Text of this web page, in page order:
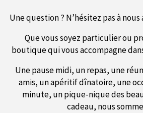
Une question ? N’hésitez pas à
Que vous soyez particulier ou
boutique qui vous accompagne
Une pause midi, un repas, une
amis, un apéritif dînatoire, une
minute, un pique-nique des
cadeau, nous